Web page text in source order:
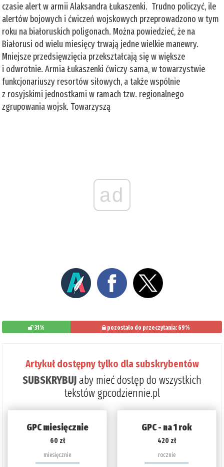
czasie alert w armii Alaksandra Łukaszenki. Trudno policzyć, ile
alertów bojowych i ćwiczeń wojskowych przeprowadzono w tym
roku na białoruskich poligonach. Można powiedzieć, że na
Białorusi od wielu miesięcy trwają jedne wielkie manewry.
Mniejsze przedsięwzięcia przekształcają się w większe
i odwrotnie. Armia Łukaszenki ćwiczy sama, w towarzystwie
funkcjonariuszy resortów siłowych, a także wspólnie
z rosyjskimi jednostkami w ramach tzw. regionalnego
zgrupowania wojsk. Towarzyszą
ad
31% pozostało do przeczytania: 69%
Artykuł dostępny tylko dla subskrybentów
SUBSKRYBUJaby mieć dostęp do wszystkich
tekstów gpcodziennie.pl
GPC miesięcznie
60 zł
miesięcznie
GPC - na 1 rok
420 zł
rocznie